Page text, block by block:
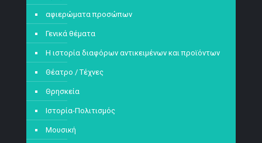
αφιερώματα προσώπων
Γενικά θέματα
Η ιστορία διαφόρων αντικειμένων και προϊόντων
Θέατρο / Τέχνες
Θρησκεία
Ιστορία-Πολιτισμός
Μουσική